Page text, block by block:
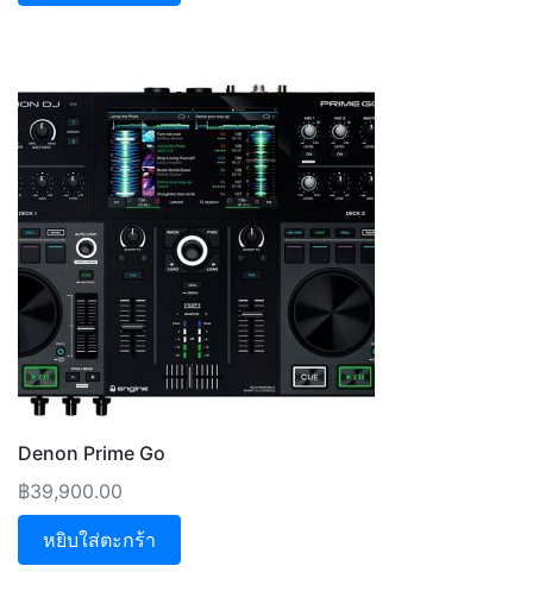
Denon Prime Go
฿39,900.00
หยิบใส่ตะกร้า